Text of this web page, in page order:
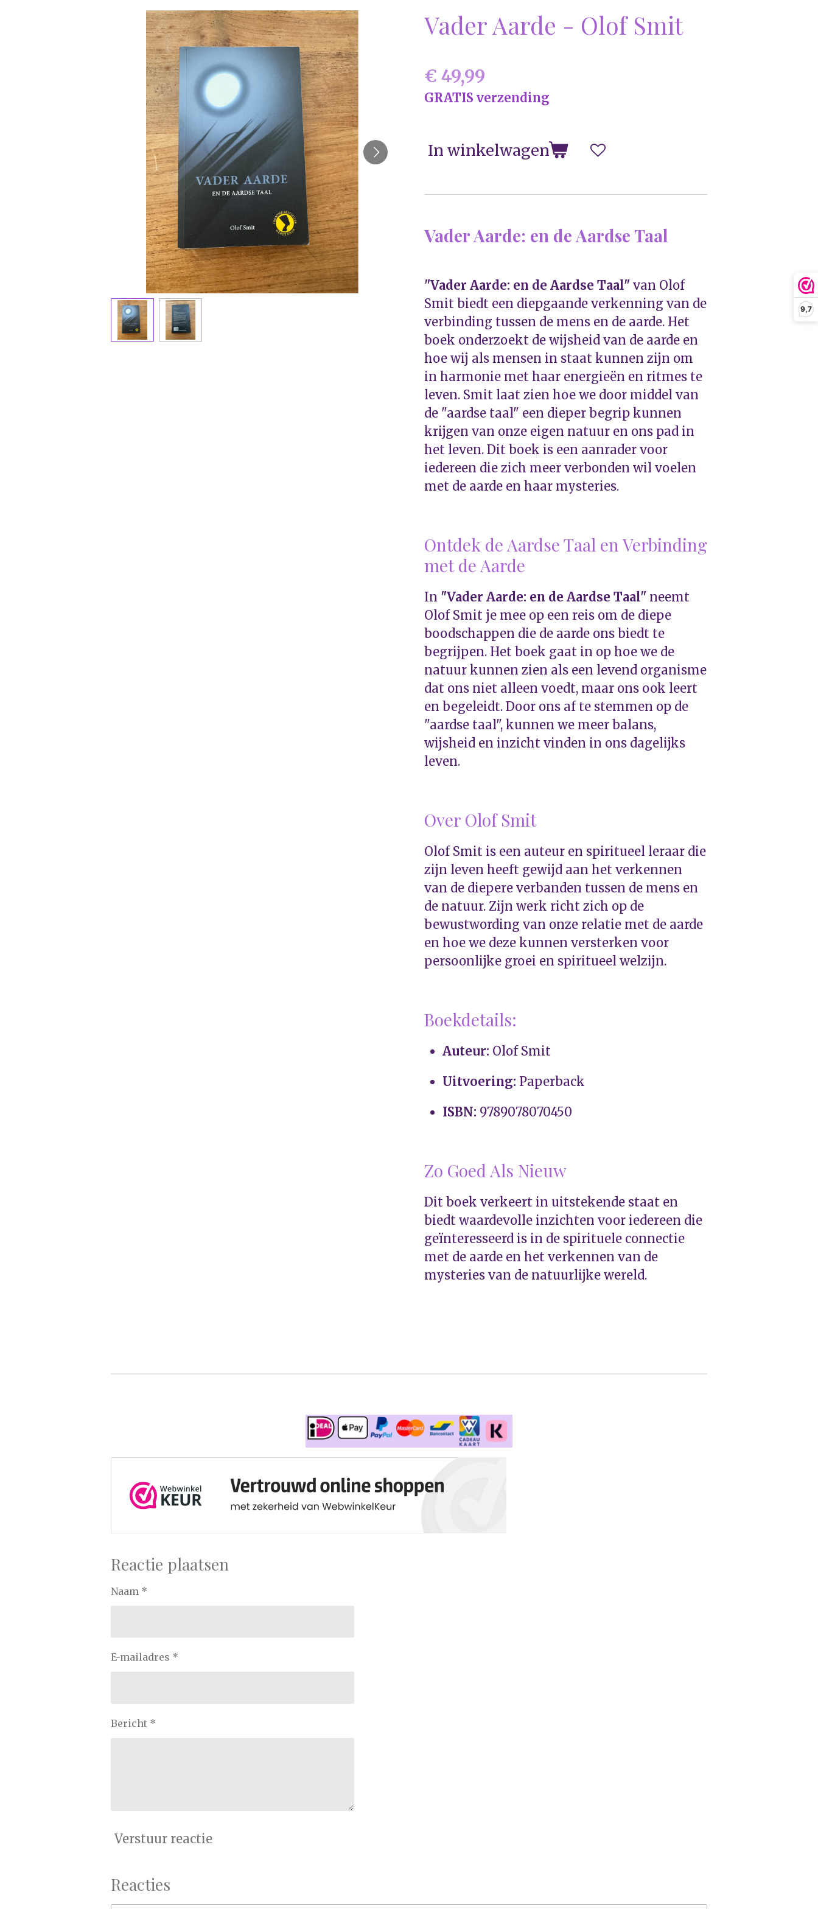
9,7
Vader Aarde - Olof Smit
€ 49,99
GRATIS verzending
In winkelwagen
Vader Aarde: en de Aardse Taal
"Vader Aarde: en de Aardse Taal" van Olof
Smit biedt een diepgaande verkenning van de
verbinding tussen de mens en de aarde. Het
boek onderzoekt de wijsheid van de aarde en
hoe wij als mensen in staat kunnen zijn om
in harmonie met haar energieën en ritmes te
leven. Smit laat zien hoe we door middel van
de "aardse taal" een dieper begrip kunnen
krijgen van onze eigen natuur en ons pad in
het leven. Dit boek is een aanrader voor
iedereen die zich meer verbonden wil voelen
met de aarde en haar mysteries.
Ontdek de Aardse Taal en Verbinding
met de Aarde
In "Vader Aarde: en de Aardse Taal" neemt
Olof Smit je mee op een reis om de diepe
boodschappen die de aarde ons biedt te
begrijpen. Het boek gaat in op hoe we de
natuur kunnen zien als een levend organisme
dat ons niet alleen voedt, maar ons ook leert
en begeleidt. Door ons af te stemmen op de
"aardse taal", kunnen we meer balans,
wijsheid en inzicht vinden in ons dagelijks
leven.
Over Olof Smit
Olof Smit is een auteur en spiritueel leraar die
zijn leven heeft gewijd aan het verkennen
van de diepere verbanden tussen de mens en
de natuur. Zijn werk richt zich op de
bewustwording van onze relatie met de aarde
en hoe we deze kunnen versterken voor
persoonlijke groei en spiritueel welzijn.
Boekdetails:
Auteur: Olof Smit
Uitvoering: Paperback
ISBN: 9789078070450
Zo Goed Als Nieuw
Dit boek verkeert in uitstekende staat en
biedt waardevolle inzichten voor iedereen die
geïnteresseerd is in de spirituele connectie
met de aarde en het verkennen van de
mysteries van de natuurlijke wereld.
Reactie plaatsen
Naam *
E-mailadres *
Bericht *
Verstuur reactie
Reacties